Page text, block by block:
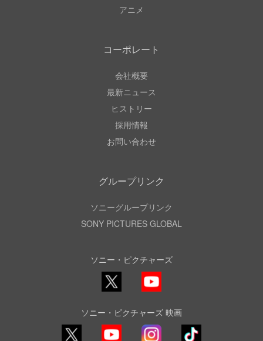
アニメ
コーポレート
会社概要
最新ニュース
ヒストリー
採用情報
お問い合わせ
グループリンク
ソニーグループリンク
SONY PICTURES GLOBAL
ソニー・ピクチャーズ
ソニー・ピクチャーズ 映画